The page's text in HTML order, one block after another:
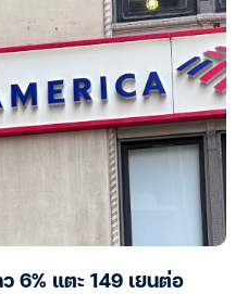
6% แตะ 149 เยนต่อ